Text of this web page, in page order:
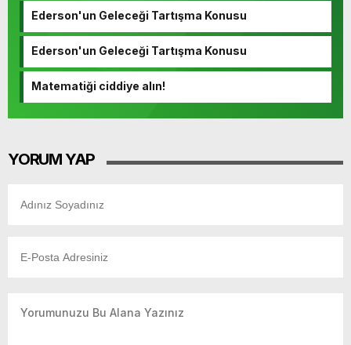
Ederson'un Geleceği Tartışma Konusu
Ederson'un Geleceği Tartışma Konusu
Matematiği ciddiye alın!
YORUM YAP